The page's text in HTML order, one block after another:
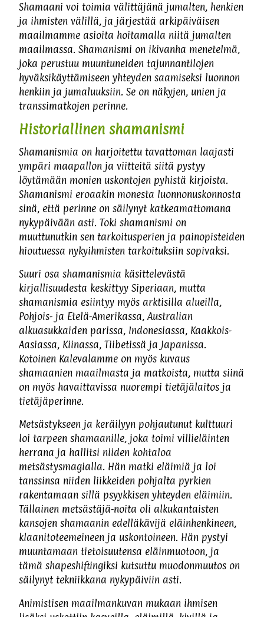
Shamaani voi toimia välittäjänä jumalten, henkien
ja ihmisten välillä, ja järjestää arkipäiväisen
maailmamme asioita hoitamalla niitä jumalten
maailmassa. Shamanismi on ikivanha menetelmä,
joka perustuu muuntuneiden tajunnantilojen
hyväksikäyttämiseen yhteyden saamiseksi luonnon
henkiin ja jumaluuksiin. Se on näkyjen, unien ja
transsimatkojen perinne.
Historiallinen shamanismi
Shamanismia on harjoitettu tavattoman laajasti
ympäri maapallon ja viitteitä siitä pystyy
löytämään monien uskontojen pyhistä kirjoista.
Shamanismi eroaakin monesta luonnonuskonnosta
sinä, että perinne on säilynyt katkeamattomana
nykypäivään asti. Toki shamanismi on
muuttunutkin sen tarkoitusperien ja painopisteiden
hioutuessa nykyihmisten tarkoituksiin sopivaksi.
Suuri osa shamanismia käsittelevästä
kirjallisuudesta keskittyy Siperiaan, mutta
shamanismia esiintyy myös arktisilla alueilla,
Pohjois- ja Etelä-Amerikassa, Australian
alkuasukkaiden parissa, Indonesiassa, Kaakkois-
Aasiassa, Kiinassa, Tiibetissä ja Japanissa.
Kotoinen Kalevalamme on myös kuvaus
shamaanien maailmasta ja matkoista, mutta siinä
on myös havaittavissa nuorempi tietäjälaitos ja
tietäjäperinne.
Metsästykseen ja keräilyyn pohjautunut kulttuuri
loi tarpeen shamaanille, joka toimi villieläinten
herrana ja hallitsi niiden kohtaloa
metsästysmagialla. Hän matki eläimiä ja loi
tanssinsa niiden liikkeiden pohjalta pyrkien
rakentamaan sillä psyykkisen yhteyden eläimiin.
Tällainen metsästäjä-noita oli alkukantaisten
kansojen shamaanin edelläkävijä eläinhenkineen,
klaanitoteemeineen ja uskontoineen. Hän pystyi
muuntamaan tietoisuutensa eläinmuotoon, ja
tämä shapeshiftingiksi kutsuttu muodonmuutos on
säilynyt tekniikkana nykypäiviin asti.
Animistisen maailmankuvan mukaan ihmisen